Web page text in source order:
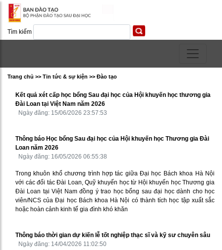
Tìm kiếm
Trang chủ >> Tin tức & sự kiện >> Ðào tạo
Kết quả xét cấp học bổng Sau đại học của Hội khuyến học thương gia
Đài Loan tại Việt Nam năm 2026
Ngày đăng: 15/06/2026 23:57:53
Thông báo Học bổng Sau đại học của Hội khuyến học Thương gia Đài
Loan năm 2026
Ngày đăng: 16/05/2026 06:55:38
Trong khuôn khổ chương trình hợp tác giữa Đại học Bách khoa Hà Nội
với các đối tác Đài Loan, Quỹ khuyến học từ Hội khuyến học Thương gia
Đài Loan tại Việt Nam đồng ý trao học bổng sau đại học dành cho học
viên/NCS của Đại học Bách khoa Hà Nội có thành tích học tập xuất sắc
hoặc hoàn cảnh kinh tế gia đình khó khăn
Thông báo thời gian dự kiến lễ tốt nghiệp thạc sĩ và kỹ sư chuyên sâu
Ngày đăng: 14/04/2026 11:02:50